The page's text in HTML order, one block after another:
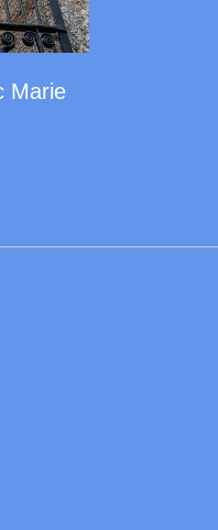
Marie